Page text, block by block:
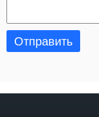
Отправить